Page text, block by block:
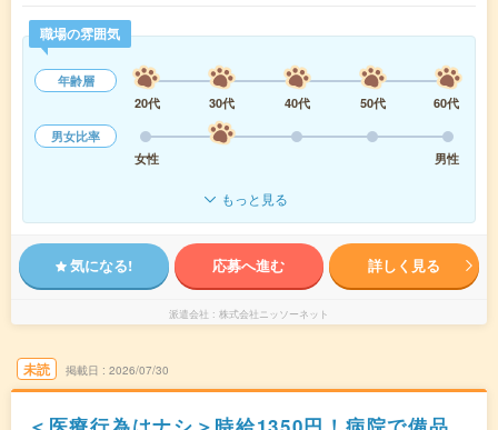
職場の雰囲気
年齢層
20代
30代 40代 50代
60代
男女比率
女性
男性
もっと見る
気になる! 応募へ進む 詳しく見る
派遣会社 株式会社ニッソーネット
未読 掲載日 2026/07/30